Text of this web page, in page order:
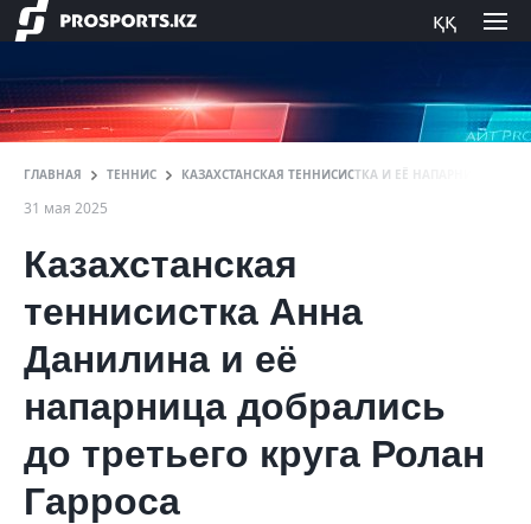
ққ
ГЛАВНАЯ ТЕННИС КАЗАХСТАНСКАЯ ТЕННИСИСТКА И ЕЁ НАПАРНИЦА
31 мая 2025
Казахстанская
теннисистка Анна
Данилина и её
напарница добрались
до третьего круга Ролан
Гарроса